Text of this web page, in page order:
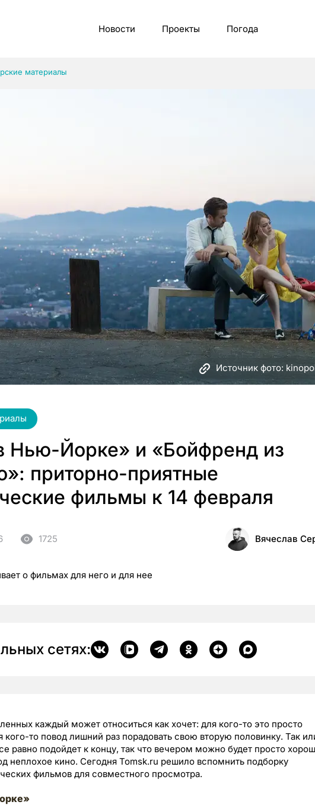
Новости Проекты Погода
материалы
Источник фото:
Нью-Йорке» и «Бойфренд из
приторно-приятные
фильмы к 14 февраля
1725 Вячеслав
о фильмах для него и для нее
сетях:
каждый может относиться как хочет: для кого-то это просто
кого-то повод лишний раз порадовать свою вторую половинку. Так
равно подойдет к концу, так что вечером можно будет просто
неплохое кино. Сегодня Tomsk.ru решило вспомнить подборку
фильмов для совместного просмотра.